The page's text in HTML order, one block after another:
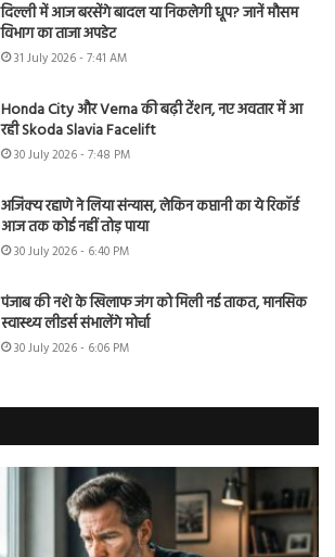
दिल्ली में आज बरसेंगे बादल या निकलेगी धूप? जानें मौसम
विभाग का ताजा अपडेट
31 July 2026 - 7:41 AM
Honda City और Verna की बढ़ी टेंशन, नए अवतार में आ
रही Skoda Slavia Facelift
30 July 2026 - 7:48 PM
अजिंक्य रहाणे ने लिया संन्यास, लेकिन कप्तानी का ये रिकॉर्ड
आज तक कोई नहीं तोड़ पाया
30 July 2026 - 6:40 PM
पंजाब की नशे के खिलाफ जंग को मिली नई ताकत, मानसिक
स्वास्थ्य लीडर्स संभालेंगे मोर्चा
30 July 2026 - 6:06 PM